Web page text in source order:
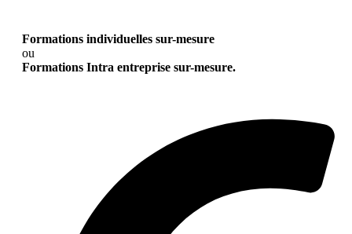
Formations individuelles sur-mesure
ou
Formations Intra entreprise sur-mesure.